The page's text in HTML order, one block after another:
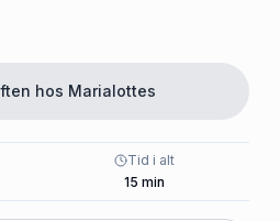
hos Marialottes
Tid i alt
15 min